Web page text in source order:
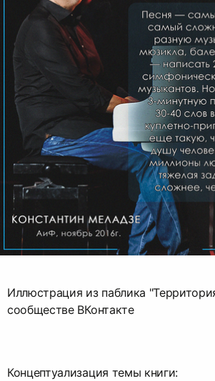
Иллюстрация из паблика
сообществе ВКонтакте
Концептуализация темы книги: